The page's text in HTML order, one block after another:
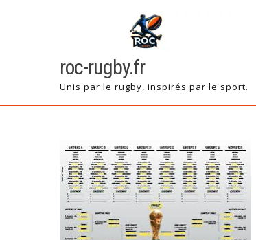
roc-rugby.fr
Unis par le rugby, inspirés par le sport.